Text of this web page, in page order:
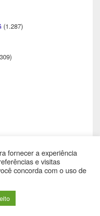
(1.287)
Themes
fornecer a experiência
e visitas
concorda com o uso de